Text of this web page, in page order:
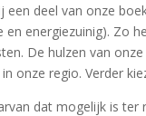
deel van onze
energiezuinig). Zo
De hulzen van
onze regio. Verder
dat mogelijk is ter